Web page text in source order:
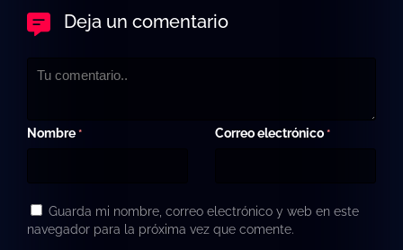
Deja un comentario
Nombre * Correo electrónico *
Guarda mi nombre, correo electrónico y web en este
navegador para la próxima vez que comente.